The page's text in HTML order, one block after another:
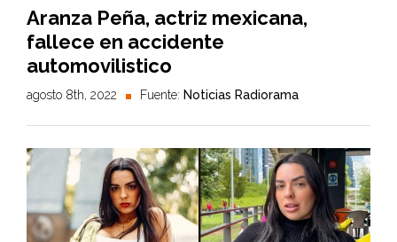
Aranza Peña, actriz mexicana,
fallece en accidente
automovilistico
agosto 8th, 2022 Fuente: Noticias Radiorama